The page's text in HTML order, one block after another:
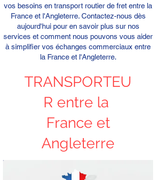
vos besoins en transport routier de fret entre la
France et l'Angleterre. Contactez-nous dès
aujourd'hui pour en savoir plus sur nos
services et comment nous pouvons vous aider
à simplifier vos échanges commerciaux entre
la France et l'Angleterre.
TRANSPORTEU
R entre la
France et
Angleterre